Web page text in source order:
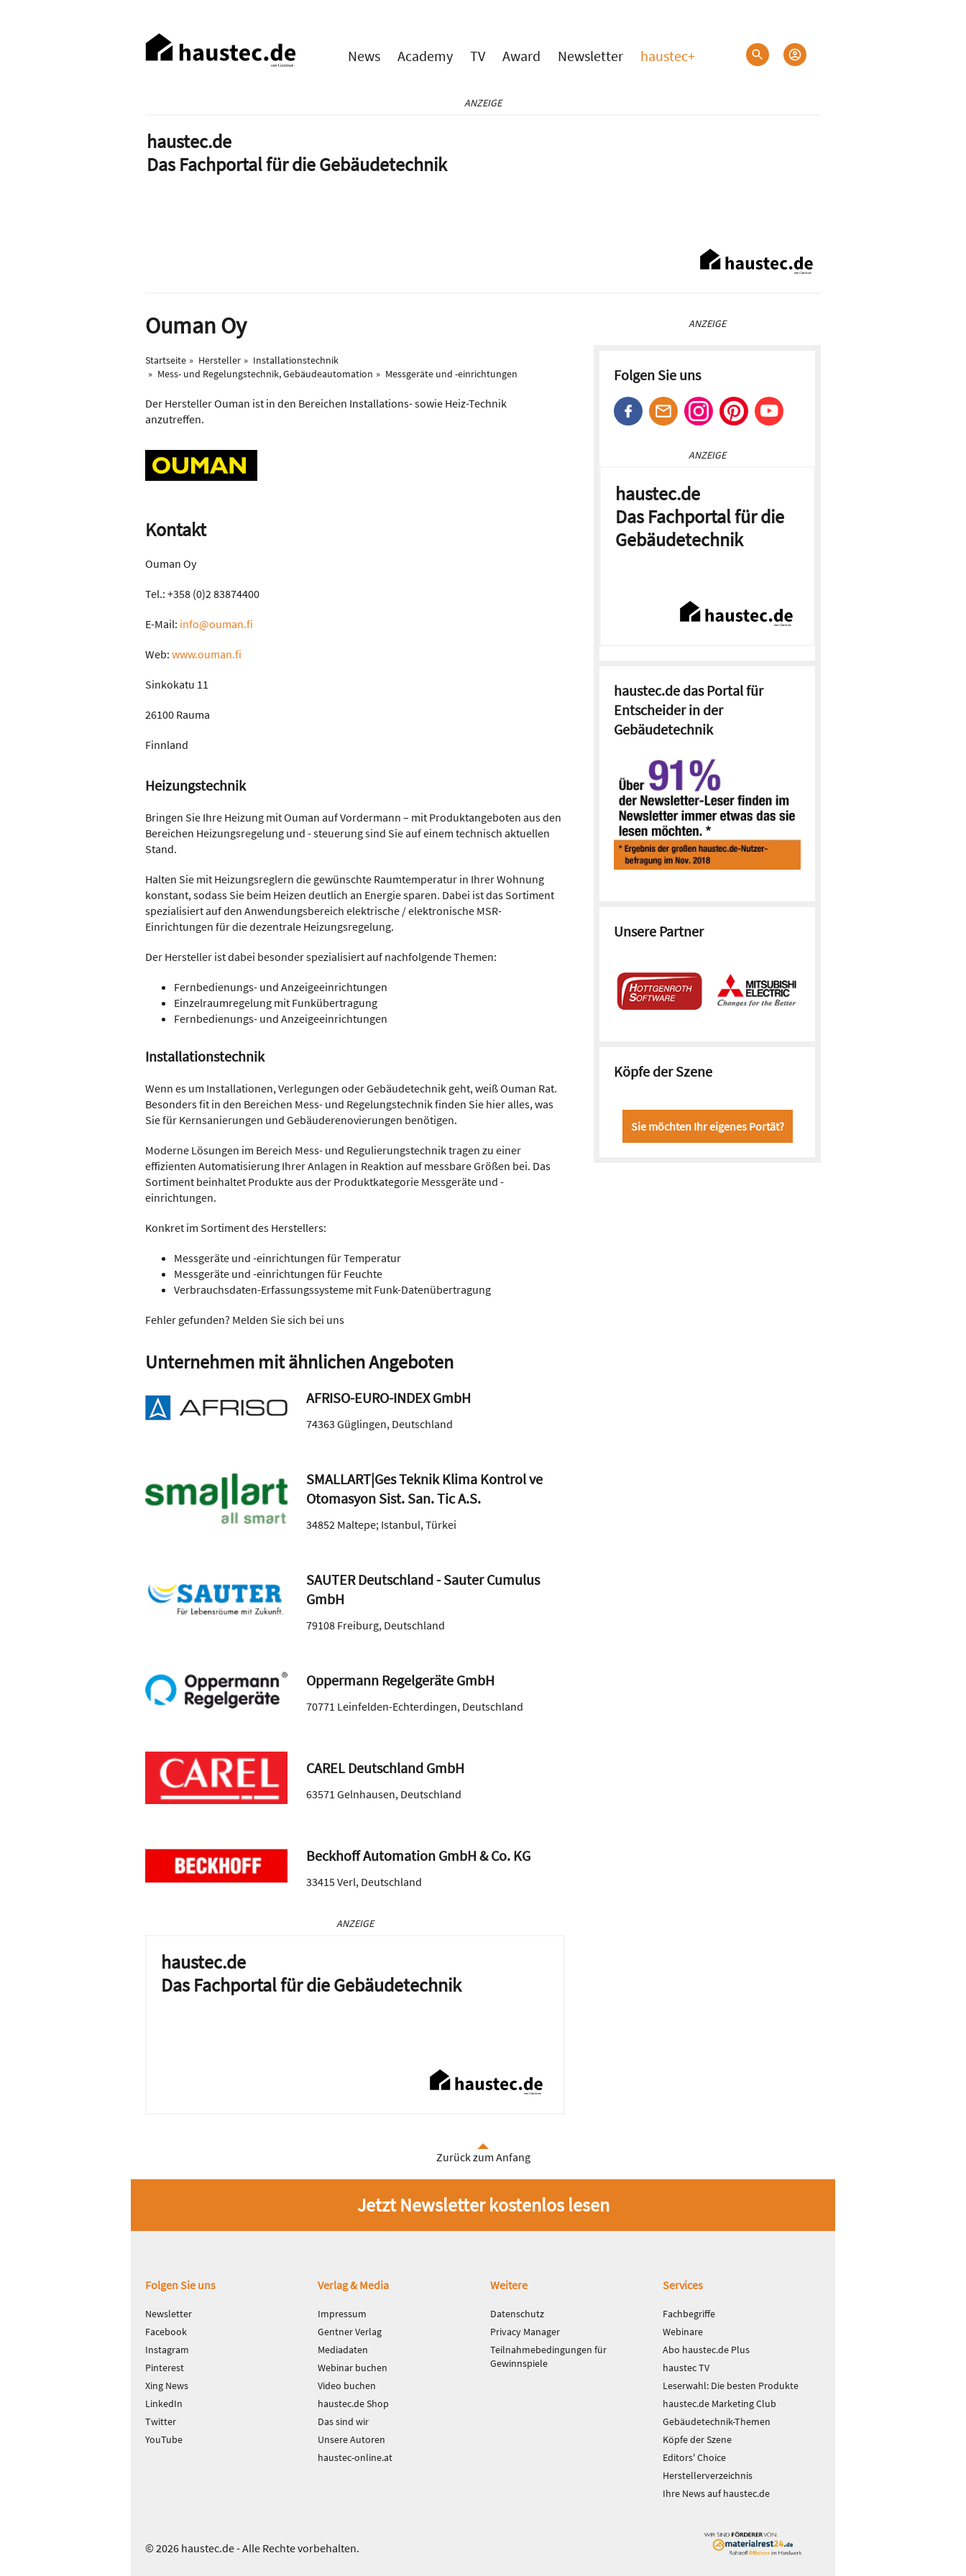
Haupt-
Navigation
News Academy TV Award Newsletter haustec+
ANZEIGE
haustec.de
Das Fachportal für die Gebäudetechnik
Ouman Oy
Startseite Hersteller
Installationstechnik
Mess- und Regelungstechnik, Gebäudeautomation
Messgeräte und -einrichtungen
Der Hersteller Ouman ist in den Bereichen Installations- sowie Heiz-Technik
anzutreffen.
Kontakt
Ouman Oy
Tel.: +358 (0)2 83874400
E-Mail: info@ouman.fi
Web: www.ouman.fi
Sinkokatu 11
26100 Rauma
Finnland
Heizungstechnik
Bringen Sie Ihre Heizung mit Ouman auf Vordermann – mit Produktangeboten aus den
Bereichen Heizungsregelung und - steuerung sind Sie auf einem technisch aktuellen
Stand.
Halten Sie mit Heizungsreglern die gewünschte Raumtemperatur in Ihrer Wohnung
konstant, sodass Sie beim Heizen deutlich an Energie sparen. Dabei ist das Sortiment
spezialisiert auf den Anwendungsbereich elektrische / elektronische MSR-
Einrichtungen für die dezentrale Heizungsregelung.
Der Hersteller ist dabei besonder spezialisiert auf nachfolgende Themen:
Fernbedienungs- und Anzeigeeinrichtungen
Einzelraumregelung mit Funkübertragung
Fernbedienungs- und Anzeigeeinrichtungen
Installationstechnik
Wenn es um Installationen, Verlegungen oder Gebäudetechnik geht, weiß Ouman Rat.
Besonders fit in den Bereichen Mess- und Regelungstechnik finden Sie hier alles, was
Sie für Kernsanierungen und Gebäuderenovierungen benötigen.
Moderne Lösungen im Bereich Mess- und Regulierungstechnik tragen zu einer
effizienten Automatisierung Ihrer Anlagen in Reaktion auf messbare Größen bei. Das
Sortiment beinhaltet Produkte aus der Produktkategorie Messgeräte und -
einrichtungen.
Konkret im Sortiment des Herstellers:
Messgeräte und -einrichtungen für Temperatur
Messgeräte und -einrichtungen für Feuchte
Verbrauchsdaten-Erfassungssysteme mit Funk-Datenübertragung
Fehler gefunden? Melden Sie sich bei uns
Unternehmen mit ähnlichen Angeboten
AFRISO-EURO-INDEX GmbH
74363 Güglingen,Deutschland
SMALLART|Ges Teknik Klima Kontrol ve
Otomasyon Sist. San. Tic A.S.
34852 Maltepe; Istanbul,Türkei
SAUTER Deutschland - Sauter Cumulus
GmbH
79108 Freiburg,Deutschland
Oppermann Regelgeräte GmbH
70771 Leinfelden-Echterdingen,Deutschland
CAREL Deutschland GmbH
63571 Gelnhausen,Deutschland
Beckhoff Automation GmbH & Co. KG
33415Verl,Deutschland
ANZEIGE
haustec.de
Das Fachportal für die Gebäudetechnik
ANZEIGE
Folgen Sie uns
ANZEIGE
haustec.de
Das Fachportal für die
Gebäudetechnik
haustec.de das Portal für
Entscheider in der
Gebäudetechnik
Unsere Partner
Köpfe der Szene
Sie möchten Ihr eigenes Portät?
Zurück zum Anfang
Jetzt Newsletter kostenlos lesen
Fußbereich
Folgen Sie uns
Newsletter
Facebook
Instagram
Pinterest
Xing News
LinkedIn
Twitter
YouTube
Verlag & Media
Impressum
Gentner Verlag
Mediadaten
Webinar buchen
Video buchen
haustec.de Shop
Das sind wir
Unsere Autoren
haustec-online.at
Weitere
Datenschutz
Privacy Manager
Teilnahmebedingungen für
Gewinnspiele
Services
Fachbegriffe
Webinare
Abo haustec.de Plus
haustec TV
Leserwahl: Die besten Produkte
haustec.de Marketing Club
Gebäudetechnik-Themen
Köpfe der Szene
Editors' Choice
Herstellerverzeichnis
Ihre News auf haustec.de
© 2026 haustec.de - Alle Rechte vorbehalten.
Das